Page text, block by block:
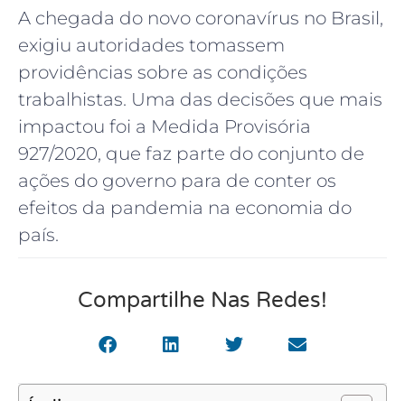
A chegada do novo coronavírus no Brasil,
exigiu autoridades tomassem
providências sobre as condições
trabalhistas. Uma das decisões que mais
impactou foi a Medida Provisória
927/2020, que faz parte do conjunto de
ações do governo para de conter os
efeitos da pandemia na economia do
país.
Compartilhe Nas Redes!